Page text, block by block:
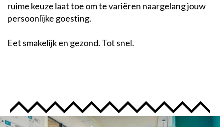
ruime keuze laat toe om te variëren naargelang jouw
persoonlijke goesting.
Eet smakelijk en gezond. Tot snel.